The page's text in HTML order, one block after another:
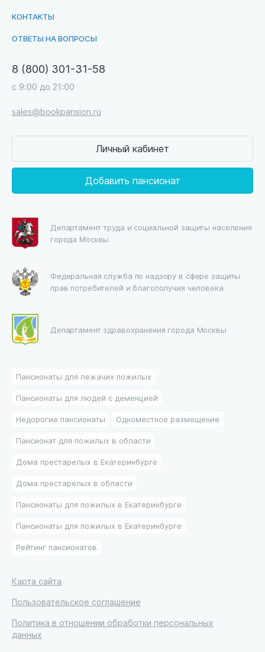
КОНТАКТЫ
ОТВЕТЫ НА ВОПРОСЫ
8 (800) 301-31-58
с 9:00 до 21:00
sales@bookpansion.ru
Личный кабинет
Добавить пансионат
Департамент труда и социальной защиты населения
города Москвы
Федеральная служба по надзору в сфере защиты
прав потребителей и благополучия человека
Департамент здравохранения города Москвы
Пансионаты для лежачих пожилых
Пансионаты для людей с деменцией
Недорогие пансионаты Одноместное размещение
Пансионат для пожилых в области
Дома престарелых в Екатеринбурге
Дома престарелых в области
Пансионаты для пожилых в Екатеринбурге
Пансионаты для пожилых в Екатеринбурге
Рейтинг пансионатов
Карта сайта
Пользовательское соглашение
Политика в отношении обработки персональных
данных